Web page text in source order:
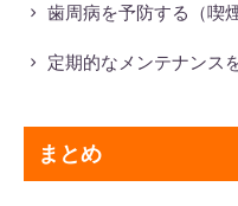
歯周病を予防する（喫
定期的なメンテナンス
まとめ